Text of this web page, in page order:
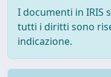
I documenti in IRIS
tutti i diritti sono
indicazione.